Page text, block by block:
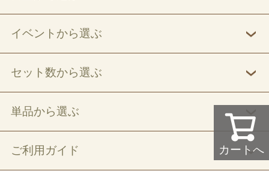
カートへ
イベントから選ぶ
セット数から選ぶ
単品から選ぶ
ご利用ガイド